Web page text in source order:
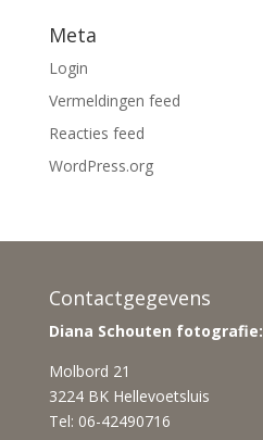
Meta
Login
Vermeldingen feed
Reacties feed
WordPress.org
Contactgegevens
Diana Schouten fotografie:
Molbord 21
3224 BK Hellevoetsluis
Tel: 06-42490716